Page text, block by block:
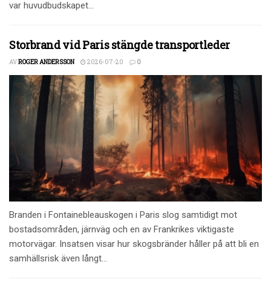
var huvudbudskapet...
Storbrand vid Paris stängde transportleder
AVROGER ANDERSSON 2026-07-20 0
Branden i Fontainebleauskogen i Paris slog samtidigt mot
bostadsområden, järnväg och en av Frankrikes viktigaste
motorvägar. Insatsen visar hur skogsbränder håller på att bli en
samhällsrisk även långt...